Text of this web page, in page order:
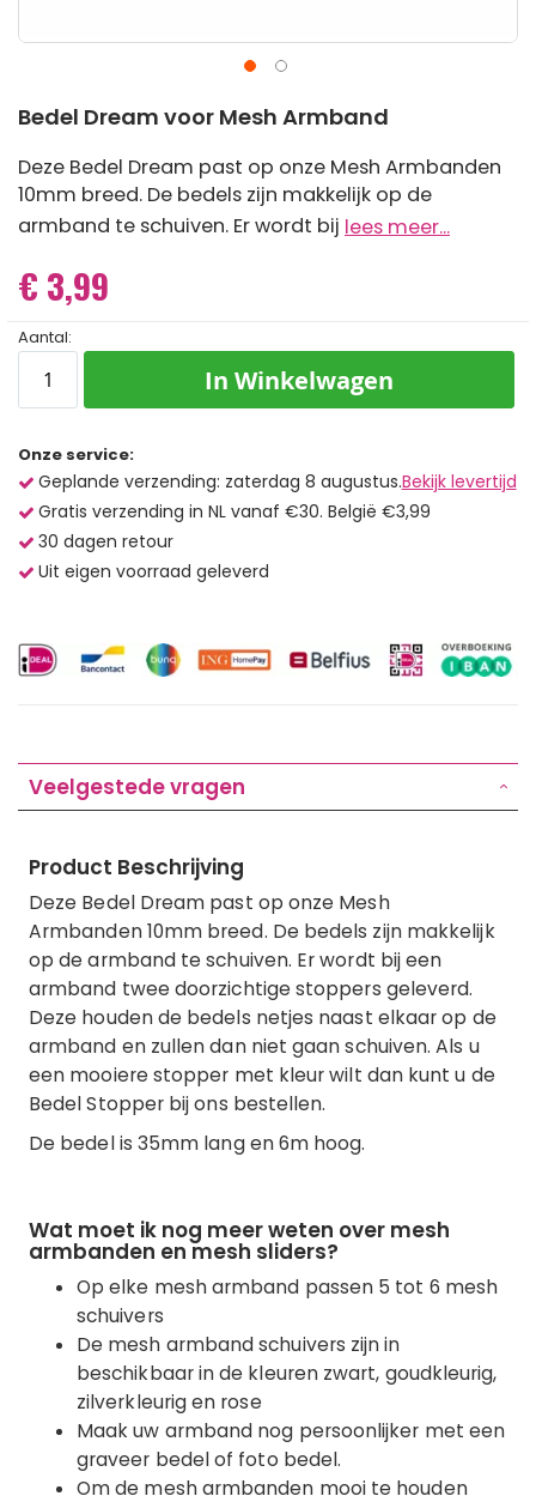
naar
begin
van
de
afbeeldingen-
Bedel Dream voor Mesh Armband
Deze Bedel Dream past op onze Mesh Armbanden
10mm breed. De bedels zijn makkelijk op de
armband te schuiven. Er wordt bij lees meer...
€ 3,99
Aantal:
In Winkelwagen
Onze service:
Geplande verzending: zaterdag 8 augustus.Bekijk levertijd
Gratis verzending in NL vanaf €30. België €3,99
30 dagen retour
Uit eigen voorraad geleverd
Veelgestede vragen
Product Beschrijving
Deze Bedel Dream past op onze Mesh
Armbanden 10mm breed. De bedels zijn makkelijk
op de armband te schuiven. Er wordt bij een
armband twee doorzichtige stoppers geleverd.
Deze houden de bedels netjes naast elkaar op de
armband en zullen dan niet gaan schuiven. Als u
een mooiere stopper met kleur wilt dan kunt u de
Bedel Stopper bij ons bestellen.
De bedel is 35mm lang en 6m hoog.
Wat moet ik nog meer weten over mesh
armbanden en mesh sliders?
Op elke mesh armband passen 5 tot 6 mesh
schuivers
De mesh armband schuivers zijn in
beschikbaar in de kleuren zwart, goudkleurig,
zilverkleurig en rose
Maak uw armband nog persoonlijker met een
graveer bedel of foto bedel.
Om de mesh armbanden mooi te houden